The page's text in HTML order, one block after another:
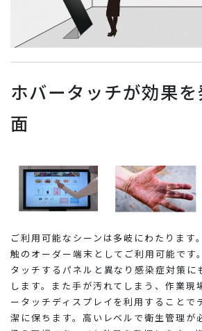
ホバータッチが効果
面
ご利用可能なシーンは多岐にわたります
触のオーダー端末としてご利用可能です
タッチするパネルと異なり感染症対策に
します。また手が汚れてしまう、作業現
ータッチディスプレイを利用することで
潔に保ちます。高いレベルで衛生管理が